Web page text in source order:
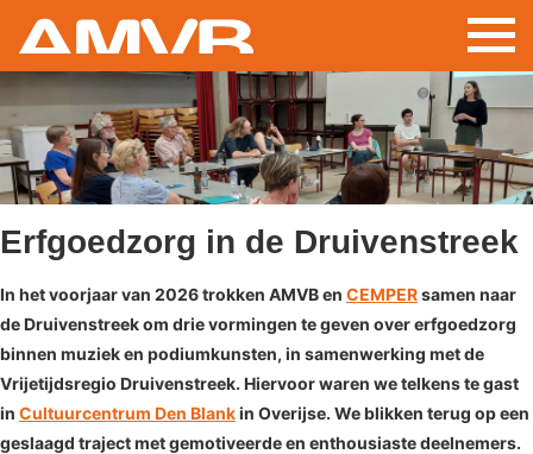
Overslaan
naar
de
inhoud
gaan
Erfgoedzorg in de Druivenstreek
In het voorjaar van 2026 trokken AMVB en CEMPERsamen naar
de Druivenstreek om drie vormingen te geven over erfgoedzorg
binnen muziek en podiumkunsten, in samenwerking met de
Vrijetijdsregio Druivenstreek. Hiervoor waren we telkens te gast
in Cultuurcentrum Den Blankin Overijse. We blikken terug op een
geslaagd traject met gemotiveerde en enthousiaste deelnemers.